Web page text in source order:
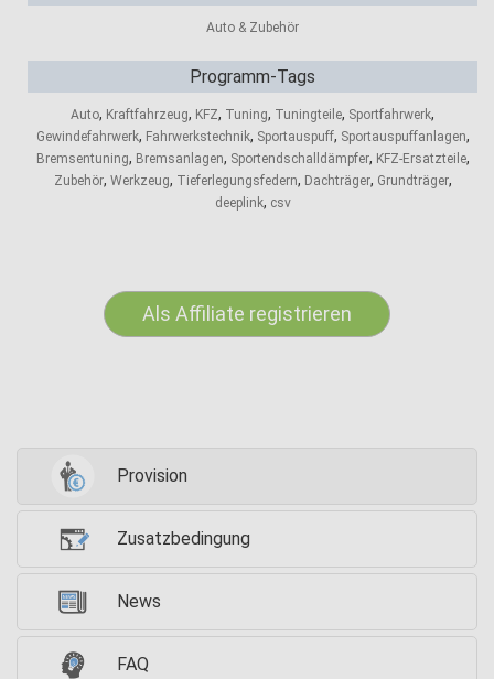
Auto & Zubehör
Programm-Tags
Auto, Kraftfahrzeug, KFZ, Tuning, Tuningteile, Sportfahrwerk,
Gewindefahrwerk, Fahrwerkstechnik, Sportauspuff, Sportauspuffanlagen,
Bremsentuning, Bremsanlagen, Sportendschalldämpfer, KFZ-Ersatzteile,
Zubehör, Werkzeug, Tieferlegungsfedern, Dachträger, Grundträger,
deeplink, csv
Als Affiliate registrieren
Provision
Zusatzbedingung
News
FAQ